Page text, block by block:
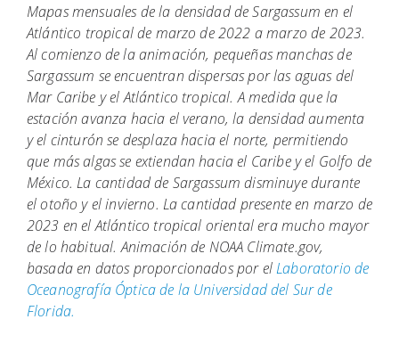
Mapas mensuales de la densidad de Sargassum en el
Atlántico tropical de marzo de 2022 a marzo de 2023.
Al comienzo de la animación, pequeñas manchas de
Sargassum se encuentran dispersas por las aguas del
Mar Caribe y el Atlántico tropical. A medida que la
estación avanza hacia el verano, la densidad aumenta
y el cinturón se desplaza hacia el norte, permitiendo
que más algas se extiendan hacia el Caribe y el Golfo de
México. La cantidad de Sargassum disminuye durante
el otoño y el invierno. La cantidad presente en marzo de
2023 en el Atlántico tropical oriental era mucho mayor
de lo habitual. Animación de NOAA Climate.gov,
basada en datos proporcionados por elLaboratorio de
Oceanografía Óptica de la Universidad del Sur de
Florida.